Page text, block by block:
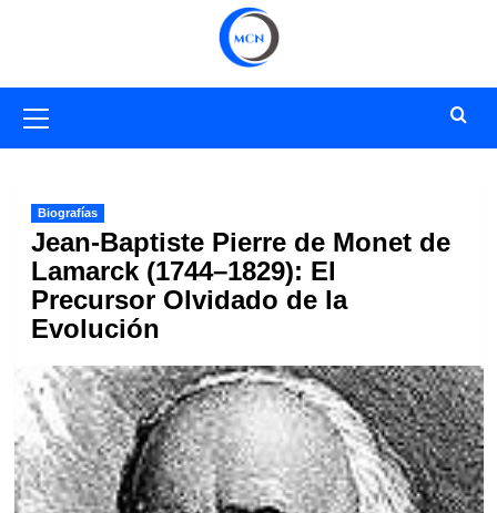
primario
Biografías
Jean-Baptiste Pierre de Monet de
Lamarck (1744–1829): El
Precursor Olvidado de la
Evolución